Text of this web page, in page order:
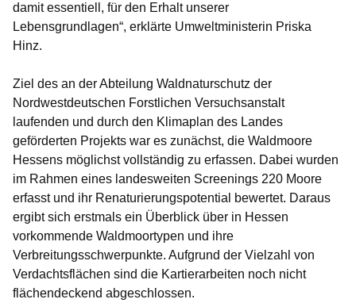
damit essentiell, für den Erhalt unserer
Lebensgrundlagen“, erklärte Umweltministerin Priska
Hinz.
Ziel des an der Abteilung Waldnaturschutz der
Nordwestdeutschen Forstlichen Versuchsanstalt
laufenden und durch den Klimaplan des Landes
geförderten Projekts war es zunächst, die Waldmoore
Hessens möglichst vollständig zu erfassen. Dabei wurden
im Rahmen eines landesweiten Screenings 220 Moore
erfasst und ihr Renaturierungspotential bewertet. Daraus
ergibt sich erstmals ein Überblick über in Hessen
vorkommende Waldmoortypen und ihre
Verbreitungsschwerpunkte. Aufgrund der Vielzahl von
Verdachtsflächen sind die Kartierarbeiten noch nicht
flächendeckend abgeschlossen.